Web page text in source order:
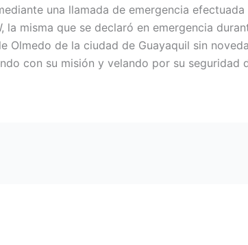
una llamada de emergencia efectuada
la misma que se declaró en emergencia
Olmedo de la ciudad de Guayaquil sin
con su misión y velando por su seguridad